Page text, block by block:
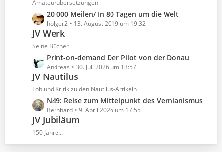
g
e
i
t
r
ä
g
e
e
B
e
i
t
r
ä
g
e
Amateurübersetzungen
L
e
z
e
B
e
i
t
r
ä
g
e
20 000 Meilen/ In 80 Tagen um die Welt
holger2 13. August 2019 um 19:32
JV Werk
Seine Bücher
L
e
z
e
B
e
i
t
Print-on-demand Der Pilot von der Donau
Andreas 30. Juli 2026 um 13:57
JV Nautilus
Lob und Kritik zu den Nautilus-Artikeln
L
e
z
N49: Reise zum Mittelpunkt des Vernianismus
Bernhard 9. April 2026 um 17:55
JV Jubiläum
150 Jahre…